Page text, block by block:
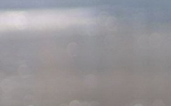
Zum
Inhalt